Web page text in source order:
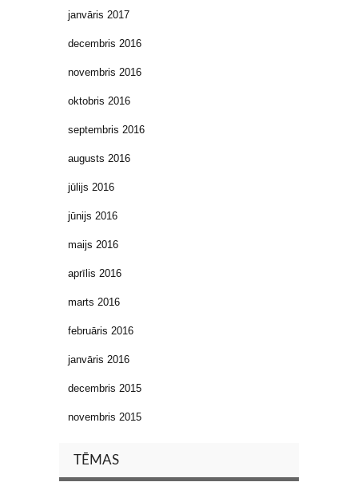
janvāris 2017
decembris 2016
novembris 2016
oktobris 2016
septembris 2016
augusts 2016
jūlijs 2016
jūnijs 2016
maijs 2016
aprīlis 2016
marts 2016
februāris 2016
janvāris 2016
decembris 2015
novembris 2015
TĒMAS